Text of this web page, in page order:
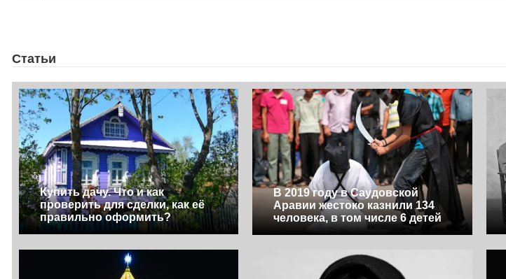
Статьи
Купить дачу. Что и как
проверить для сделки, как её
правильно оформить?
В 2019 году в Саудовской
Аравии жестоко казнили 134
человека, в том числе 6 детей